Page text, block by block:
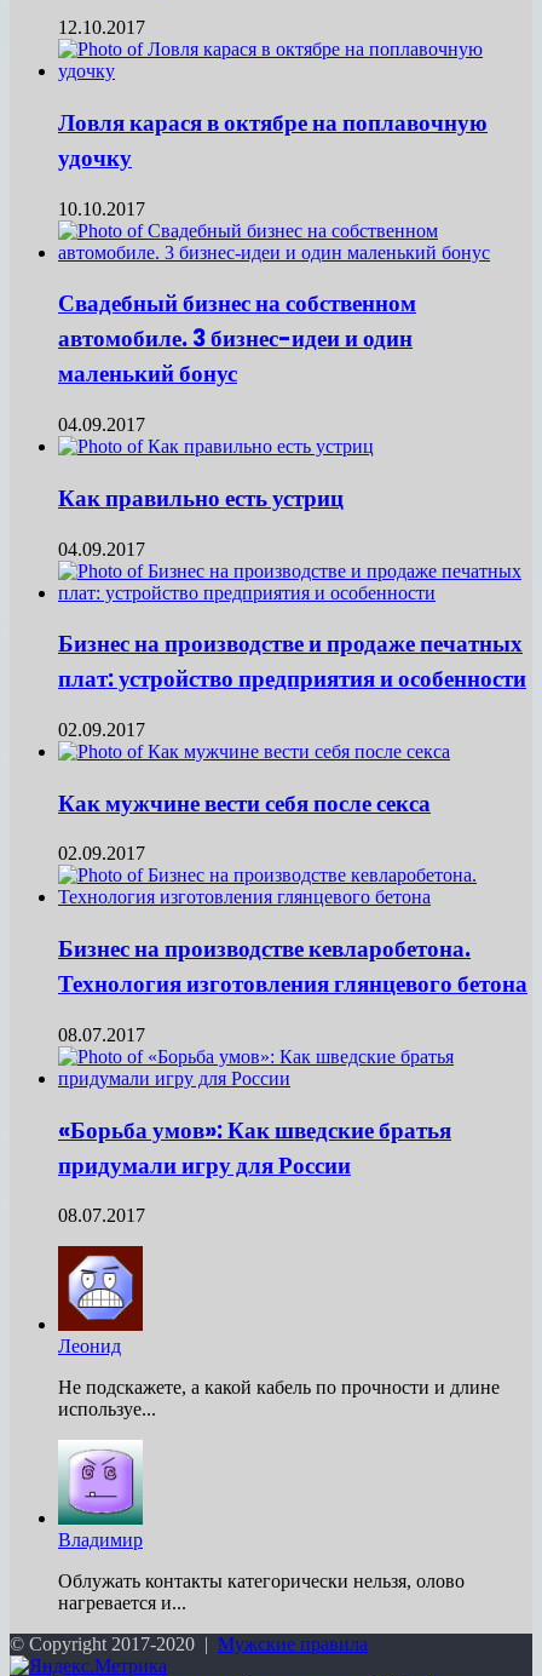
12.10.2017
Ловля карася в октябре на поплавочную
удочку
10.10.2017
Свадебный бизнес на собственном
автомобиле. 3 бизнес-идеи и один
маленький бонус
04.09.2017
Как правильно есть устриц
04.09.2017
Бизнес на производстве и продаже печатных
плат: устройство предприятия и особенности
02.09.2017
Как мужчине вести себя после секса
02.09.2017
Бизнес на производстве кевларобетона.
Технология изготовления глянцевого бетона
08.07.2017
«Борьба умов»: Как шведские братья
придумали игру для России
08.07.2017
Леонид
Не подскажете, а какой кабель по прочности и длине
используе...
Владимир
Облужать контакты категорически нельзя, олово
нагревается и...
© Copyright 2017-2020 | Мужские правила